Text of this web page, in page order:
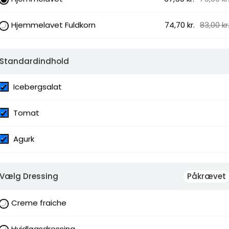
Hjemmelavet Fuldkorn 74,70 kr. 83,00 kr.
Standardindhold
Icebergsalat
Tomat
Agurk
Vælg Dressing Påkrævet
Creme fraiche